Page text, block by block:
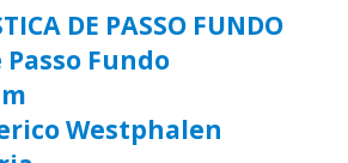
DE PASSO FUNDO
Fundo
Westphalen